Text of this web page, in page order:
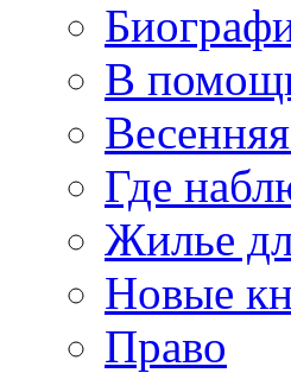
В
Где
Жилье
Новые
Право